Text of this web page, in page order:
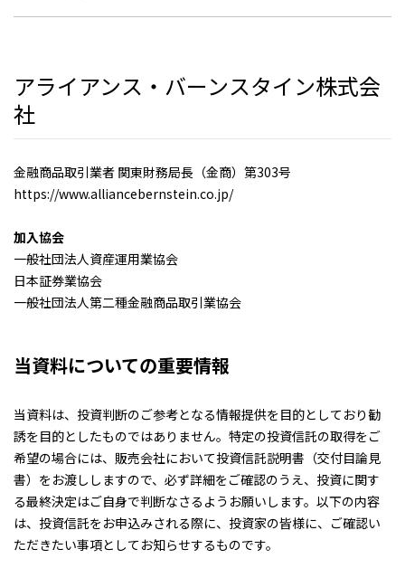
アライアンス・バーンスタイン株式会
社
金融商品取引業者 関東財務局長（金商）第303号
https://www.alliancebernstein.co.jp/
加入協会
一般社団法人資産運用業協会
日本証券業協会
一般社団法人第二種金融商品取引業協会
当資料についての重要情報
当資料は、投資判断のご参考となる情報提供を目的としており勧
誘を目的としたものではありません。特定の投資信託の取得をご
希望の場合には、販売会社において投資信託説明書（交付目論見
書）をお渡ししますので、必ず詳細をご確認のうえ、投資に関す
る最終決定はご自身で判断なさるようお願いします。以下の内容
は、投資信託をお申込みされる際に、投資家の皆様に、ご確認い
ただきたい事項としてお知らせするものです。